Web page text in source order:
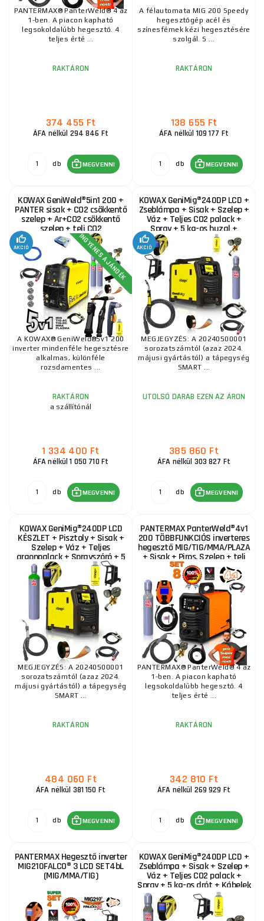
PANTERMAX® MIG230DP inverteres hegesztő
MIG/TIG/MMA SET6
RAKTÁRON a szállítónál 430 135 Ft
PANTERMAX hegesztő inverter PanterWeld® 4 az 1-
RAKTÁRON a szállítónál ks MEGVENNI 363 695 Ft
PANTERMAX® PanterWeld® 4 az
1-ben. A piacon kapható
legsokoldalúbb hegesztő. 4
teljes érté ...
RAKTÁRON
374 455 Ft
ÁFA nélkül 294 846 Ft
db MEGVENNI
A félautomata MIG 200 Speedy
hegesztőgép acél és
színesfémek kézi hegesztésére
szolgál. S ...
RAKTÁRON
138 655 Ft
ÁFA nélkül 109 177 Ft
db MEGVENNI
KOWAX GeniWeld®5in1 200 +
PANTER sisak + CO2 csökkentő
szelep + Ar+CO2 csökkentő
szelep + teli CO2
nyomáspalack 8l
AKCIÓ INGYENES AJÁNDÉK
A KOWAX® GeniWeld®5v1 200
inverter mindenféle hegesztésre
alkalmas, különféle
rozsdamentes ...
RAKTÁRON
a szállítónál
1 334 400 Ft
ÁFA nélkül 1 050 710 Ft
db MEGVENNI
KOWAX GeniMig®240DP LCD +
Zseblámpa + Sisak + Szelep +
Váz + Teljes CO2 palack +
Spray + 5 kg-os huzal +
AKCIÓ
MEGJEGYZÉS: A 20240500001
sorozatszámtól (azaz 2024.
májusi gyártástól) a tápegység
SMART ...
UTOLSÓ DARAB EZEN AZ ÁRON
385 860 Ft
ÁFA nélkül 303 827 Ft
db MEGVENNI
KOWAX GeniMig®240DP LCD
KÉSZLET + Pisztoly + Sisak +
Szelep + Váz + Teljes
argonpalack + Sprayszóró + 5
kg-os drót +...
MEGJEGYZÉS: A 20240500001
sorozatszámtól (azaz 2024.
májusi gyártástól) a tápegység
SMART ...
RAKTÁRON
484 060 Ft
ÁFA nélkül 381 150 Ft
db MEGVENNI
PANTERMAX PanterWeld®4v1
200 TÖBBFUNKCIÓS inverteres
hegesztő MIG/TIG/MMA/PLAZA
+ Sisak + Piros. Szelep + teli
CO2...
PANTERMAX® PanterWeld® 4 az
1-ben. A piacon kapható
legsokoldalúbb hegesztő. 4
teljes érté ...
RAKTÁRON
342 810 Ft
ÁFA nélkül 269 929 Ft
db MEGVENNI
PANTERMAX Hegesztő inverter
MIG210FALCO® 3 LCD SET4bL
(MIG/MMA/TIG)
KOWAX GeniMig®240DP LCD +
Zseblámpa + Sisak + Szelep +
Váz + Teljes CO2 palack +
Spray + 5 kg-os drót + Kábelek